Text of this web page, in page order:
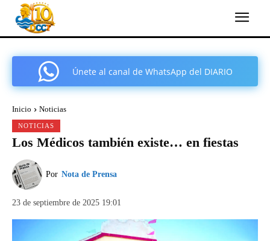
Únete al canal de WhatsApp del DIARIO
Inicio Noticias
NOTICIAS
Los Médicos también existe… en fiestas
Por Nota de Prensa
23 de septiembre de 2025 19:01